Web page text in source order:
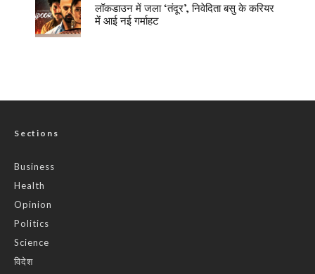
लॉकडाउन में जला ‘तंदूर’, निवेदिता बसु के करियर
में आई नई गर्माहट
Sections
Business
Health
Opinion
Politics
Science
विदेश